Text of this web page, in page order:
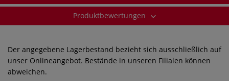
Produktbewertungen
Der angegebene Lagerbestand bezieht sich ausschließlich auf
unser Onlineangebot. Bestände in unseren Filialen können
abweichen.